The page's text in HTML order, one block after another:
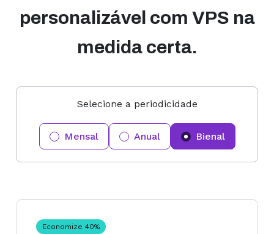
personalizável com VPS na
medida certa.
Selecione a periodicidade
Mensal Anual Bienal
Economize 40%